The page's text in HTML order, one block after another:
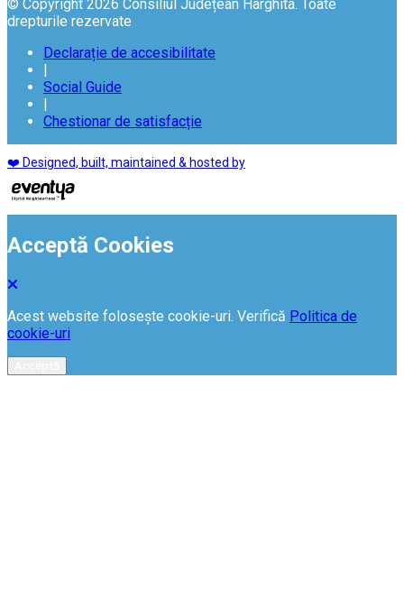
© Copyright 2026 Consiliul Județean Harghita. Toate
drepturile rezervate
Declarație de accesibilitate
|
Social Guide
|
Chestionar de satisfacție
❤️ Designed, built, maintained & hosted by
Acceptă Cookies
Acest website folosește cookie-uri. Verifică Politica de
cookie-uri